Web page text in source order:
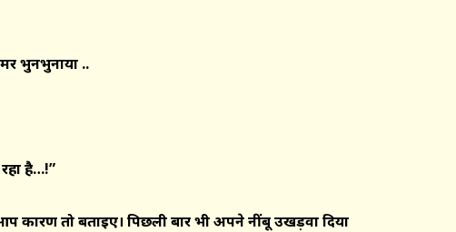
भुनभुनाया ..
है…!”
कारण तो बताइए। पिछली बार भी अपने नींबू उखड़वा दिया